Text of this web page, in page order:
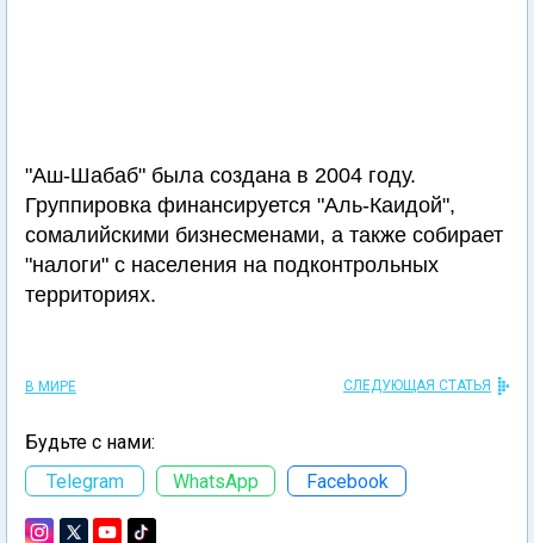
"Аш-Шабаб" была создана в 2004 году.
Группировка финансируется "Аль-Каидой",
сомалийскими бизнесменами, а также собирает
"налоги" с населения на подконтрольных
территориях.
В МИРЕ СЛЕДУЮЩАЯ СТАТЬЯ
Будьте с нами:
Telegram
WhatsApp Facebook